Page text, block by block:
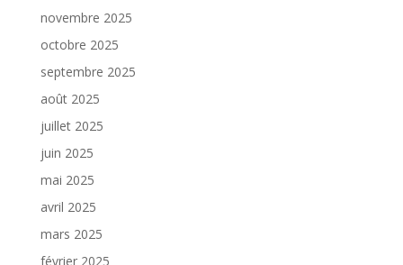
novembre 2025
octobre 2025
septembre 2025
août 2025
juillet 2025
juin 2025
mai 2025
avril 2025
mars 2025
février 2025